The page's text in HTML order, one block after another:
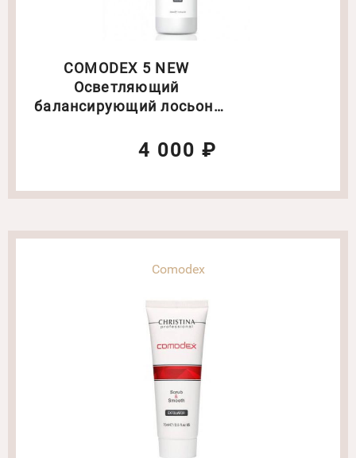
COMODEX 5 NEW
Осветляющий
балансирующий лосьон.
4 000 ₽
Comodex